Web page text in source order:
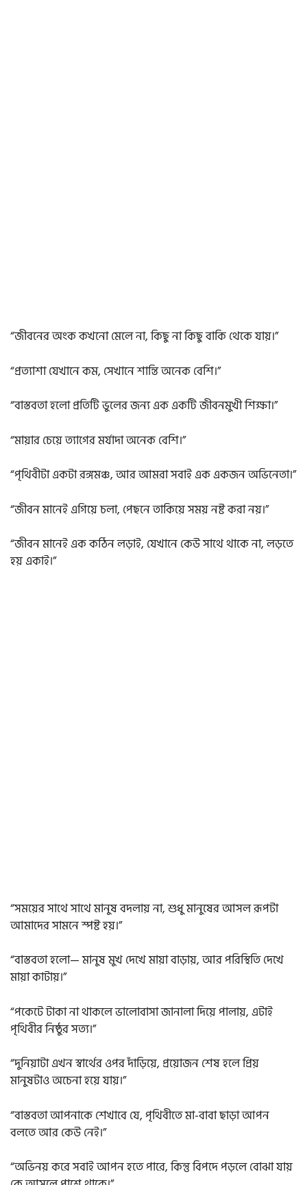
“জীবনের অংক কখনো মেলে না, কিছু না কিছু বাকি থেকে যায়।”
“প্রত্যাশা যেখানে কম, সেখানে শান্তি অনেক বেশি।”
“বাস্তবতা হলো প্রতিটি ভুলের জন্য এক একটি জীবনমুখী শিক্ষা।”
“মায়ার চেয়ে ত্যাগের মর্যাদা অনেক বেশি।”
“পৃথিবীটা একটা রঙ্গমঞ্চ, আর আমরা সবাই এক একজন অভিনেতা।”
“জীবন মানেই এগিয়ে চলা, পেছনে তাকিয়ে সময় নষ্ট করা নয়।”
“জীবন মানেই এক কঠিন লড়াই, যেখানে কেউ সাথে থাকে না, লড়তে
হয় একাই।”
“সময়ের সাথে সাথে মানুষ বদলায় না, শুধু মানুষের আসল রূপটা
আমাদের সামনে স্পষ্ট হয়।”
“বাস্তবতা হলো— মানুষ মুখ দেখে মায়া বাড়ায়, আর পরিস্থিতি দেখে
মায়া কাটায়।”
“পকেটে টাকা না থাকলে ভালোবাসা জানালা দিয়ে পালায়, এটাই
পৃথিবীর নিষ্ঠুর সত্য।”
“দুনিয়াটা এখন স্বার্থের ওপর দাঁড়িয়ে, প্রয়োজন শেষ হলে প্রিয়
মানুষটাও অচেনা হয়ে যায়।”
“বাস্তবতা আপনাকে শেখাবে যে, পৃথিবীতে মা-বাবা ছাড়া আপন
বলতে আর কেউ নেই।”
“অভিনয় করে সবাই আপন হতে পারে, কিন্তু বিপদে পড়লে বোঝা যায়